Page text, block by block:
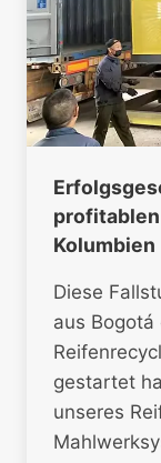
Kolumbien
Diese
aus
gestartet
unseres